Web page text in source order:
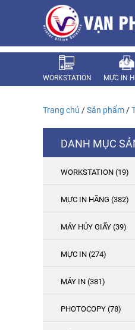
WORKSTATION MỰC IN
MÁY VĂN PHÒNG
Trang chủ /Sản phẩm /
DANH MỤC
WORKSTATION (19)
MỰC IN HÃNG (382)
MÁY HỦY GIẤY (39)
MỰC IN (274)
MÁY IN (381)
PHOTOCOPY (78)